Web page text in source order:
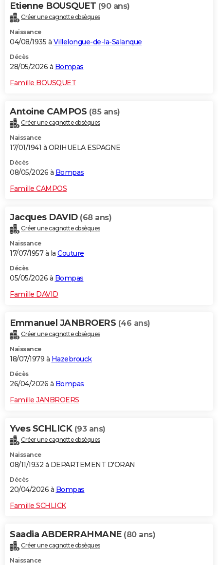
Etienne BOUSQUET (90 ans)
Créer une cagnotte obsèques
Naissance
04/08/1935 à Villelongue-de-la-Salanque
Décès
28/05/2026 à Bompas
Famille BOUSQUET
Antoine CAMPOS (85 ans)
Créer une cagnotte obsèques
Naissance
17/01/1941 à ORIHUELA ESPAGNE
Décès
08/05/2026 à Bompas
Famille CAMPOS
Jacques DAVID (68 ans)
Créer une cagnotte obsèques
Naissance
17/07/1957 à la Couture
Décès
05/05/2026 à Bompas
Famille DAVID
Emmanuel JANBROERS (46 ans)
Créer une cagnotte obsèques
Naissance
18/07/1979 à Hazebrouck
Décès
26/04/2026 à Bompas
Famille JANBROERS
Yves SCHLICK (93 ans)
Créer une cagnotte obsèques
Naissance
08/11/1932 à DEPARTEMENT D'ORAN
Décès
20/04/2026 à Bompas
Famille SCHLICK
Saadia ABDERRAHMANE (80 ans)
Créer une cagnotte obsèques
Naissance